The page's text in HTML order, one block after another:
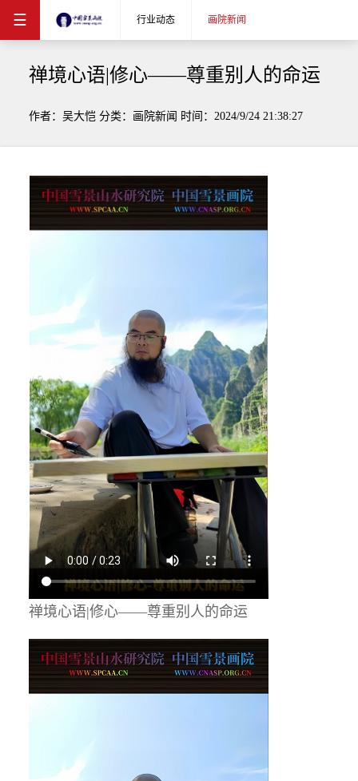
☰ 行业动态 画院新闻
禅境心语|修心——尊重别人的命运
作者：吴大恺 分类：画院新闻 时间：2024/9/24 21:38:27
禅境心语|修心——尊重别人的命运